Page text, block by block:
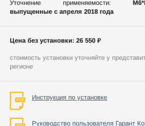
Уточнение применяемости:
выпущенные с апреля 2018 года
Цена без установки: 26 550 ₽
стоимость установки уточняйте у
регионе
Инструкция по установке
Руководство пользователя Гарант